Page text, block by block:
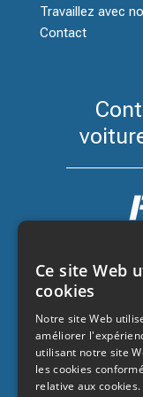
Travaillez avec
Contact
Ce site Web
cookies
Notre site Web
améliorer
utilisant notre site
les cookies
relative aux cookies.